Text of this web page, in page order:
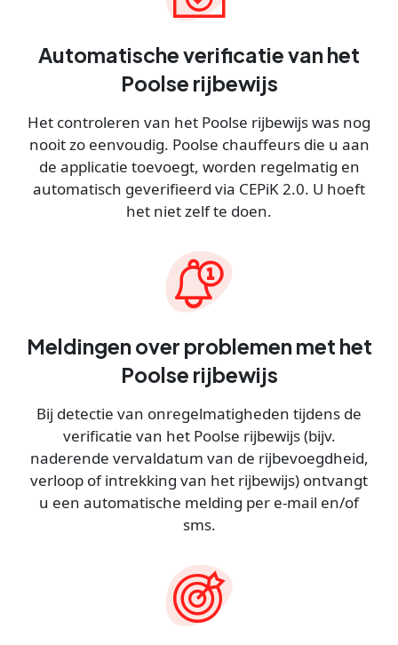
Automatische verificatie van het
Poolse rijbewijs
Het controleren van het Poolse rijbewijs was nog
nooit zo eenvoudig. Poolse chauffeurs die u aan
de applicatie toevoegt, worden regelmatig en
automatisch geverifieerd via CEPiK 2.0. U hoeft
het niet zelf te doen.
Meldingen over problemen met het
Poolse rijbewijs
Bij detectie van onregelmatigheden tijdens de
verificatie van het Poolse rijbewijs (bijv.
naderende vervaldatum van de rijbevoegdheid,
verloop of intrekking van het rijbewijs) ontvangt
u een automatische melding per e-mail en/of
sms.